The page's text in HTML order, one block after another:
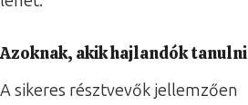
Azoknak, akik hajlandók tanulni
A sikeres résztvevők jellemzően